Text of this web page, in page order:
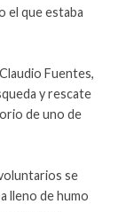
el que estaba
Fuentes,
y rescate
de uno de
se
lleno de humo